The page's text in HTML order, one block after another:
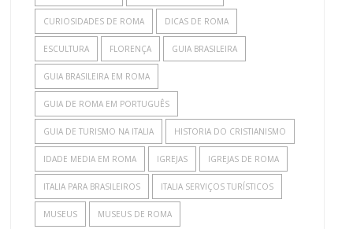
CURIOSIDADES DE ROMA DICAS DE ROMA
ESCULTURA FLORENÇA GUIA BRASILEIRA
GUIA BRASILEIRA EM ROMA
GUIA DE ROMA EM PORTUGUÊS
GUIA DE TURISMO NA ITALIA HISTORIA DO CRISTIANISMO
IDADE MEDIA EM ROMA IGREJAS IGREJAS DE ROMA
ITALIA PARA BRASILEIROS ITALIA SERVIÇOS TURÍSTICOS
MUSEUS MUSEUS DE ROMA